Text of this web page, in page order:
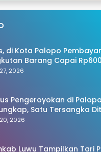
di Kota Palopo
Barang Capai
Pertanyakan
2026
Pengeroyokan di
Satu Tersangka
2026
Luwu Tampilkan Tari